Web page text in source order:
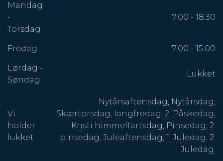
Mandag
-
Torsdag
7.00 - 18.30
Fredag 7.00 - 15.00
Lørdag -
Søndag
Lukket
Vi
holder
lukket
Nytårsaftensdag, Nytårsdag,
Skærtorsdag, langfredag, 2. Påskedag,
Kristi himmelfartsdag, Pinsedag, 2.
pinsedag, Juleaftensdag, 1. Juledag, 2.
Juledag.